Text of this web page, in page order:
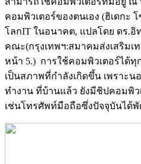
คอมพิวเตอร์ของตนเอง (ฮิเดกะ
โลกIT ในอนาคต, แปลโดย ดร.
คณะ(กรุงเทพฯ:สมาคมส่งเสริมเ
หน้า 5.) การใช้คอมพิวเตอร์ได้
เป็นสภาพที่กำลังเกิดขึ้น เพราะน
ทำงาน ที่บ้านแล้ว ยังมีชิปคอมพิว
เช่นโทรศัพท์มือถือซึ่งปัจจุบันได้